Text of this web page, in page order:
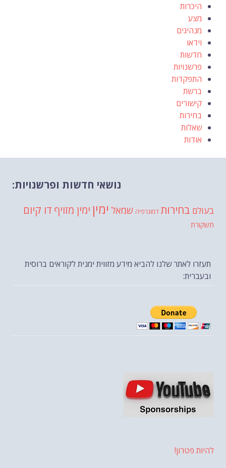
היכרות
מצע
מנהיגים
וידאו
חדשות
פרשנויות
התפקדות
ברשת
קישורים
בחירות
שאלות
אודות
נושאי חדשות ופרשנויות:
בעולם בחירות דמוגרפיה שמאל ימין ימין מזויף דו קיום
תשקורת
תעזרו לאתר שלנו להביא מידע מזווית ימנית לקוראים ברוסית
ובעברית:
להיות פטרון!